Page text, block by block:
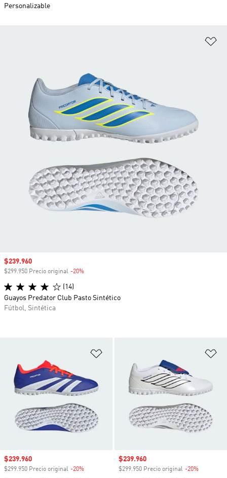
Personalizable
Precio de venta
$239.960
$299.950 Precio original -20%
Precio de venta
$239.960
$299.950 Precio original -20%
Precio de venta
$239.960
$299.950 Precio original -20%
(14)
Guayos Predator Club Pasto Sintético
Fútbol, Sintética